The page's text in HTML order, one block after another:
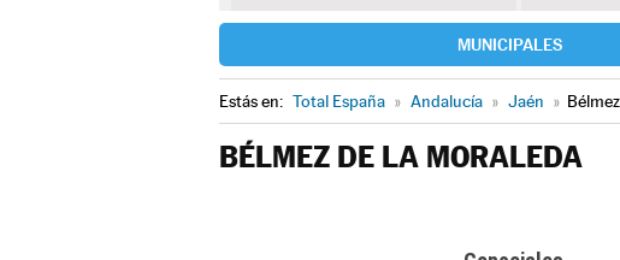
MUNICIPALES
Estás en: Total España » Andalucía » Jaén »
BÉLMEZ DE LA MORALEDA